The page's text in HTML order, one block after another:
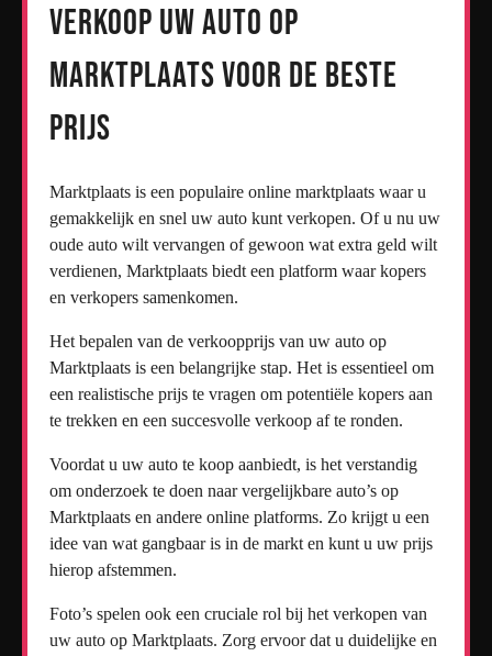
Verkoop uw auto op
Marktplaats voor de beste
prijs
Marktplaats is een populaire online marktplaats waar u
gemakkelijk en snel uw auto kunt verkopen. Of u nu uw
oude auto wilt vervangen of gewoon wat extra geld wilt
verdienen, Marktplaats biedt een platform waar kopers
en verkopers samenkomen.
Het bepalen van de verkoopprijs van uw auto op
Marktplaats is een belangrijke stap. Het is essentieel om
een realistische prijs te vragen om potentiële kopers aan
te trekken en een succesvolle verkoop af te ronden.
Voordat u uw auto te koop aanbiedt, is het verstandig
om onderzoek te doen naar vergelijkbare auto’s op
Marktplaats en andere online platforms. Zo krijgt u een
idee van wat gangbaar is in de markt en kunt u uw prijs
hierop afstemmen.
Foto’s spelen ook een cruciale rol bij het verkopen van
uw auto op Marktplaats. Zorg ervoor dat u duidelijke en